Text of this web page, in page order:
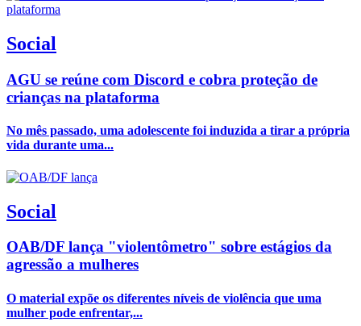
Social
AGU se reúne com Discord e cobra proteção de
crianças na plataforma
No mês passado, uma adolescente foi induzida a tirar a própria
vida durante uma...
Social
OAB/DF lança "violentômetro" sobre estágios da
agressão a mulheres
O material expõe os diferentes níveis de violência que uma
mulher pode enfrentar,...